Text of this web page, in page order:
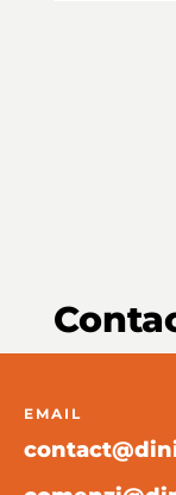
EMAIL